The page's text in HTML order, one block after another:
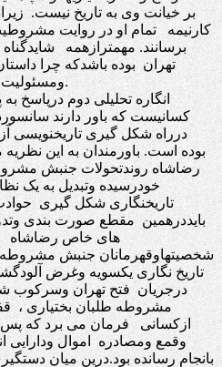
بر خیانت وی به تاریخ نیست.
کارنیمه تمام او در روایت مشروطیت
برسانند. مهمترازهمه
تهران بوده باشدکه چرا
ومسئولیت انرا برگردن دیگران افکنده اند.
انگاره تحلیلی دوم درپاسخ
کسانیست که باور دارند
درراه شکل گیری تاریخنویسی
بوده است. باورمندان به این
رضاشاه روندتحولات جنبش
خودرسیده وتبدیل به یک
تاریخنگاری شکل گیری
بایددرهمین مقطع صورت بندی
های خاص رضاشاه
شخصیتهاوقهرمانان جنبش
تاریخ نگاری یکسویه وغرض
درجریان فتح تهران وسرکوب
مشروطه طلبان بختیاری ،
ازکسانی فرمان می برد که
وقمع ومصادره اموال ودارایی
بانجام رسانده بود.درین میان